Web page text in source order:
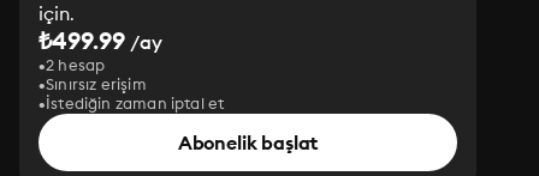
için.
₺499.99 /ay
2 hesap
Sınırsız erişim
İstediğin zaman iptal et
Abonelik başlat